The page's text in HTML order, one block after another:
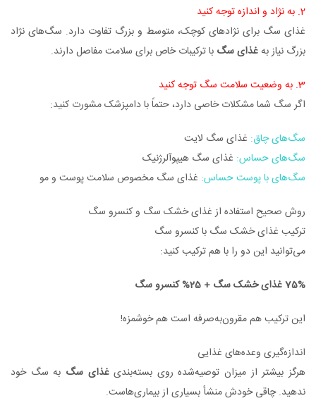
2. به نژاد و اندازه توجه کنید
غذای سگ برای نژادهای کوچک، متوسط و بزرگ تفاوت دارد. سگ‌های نژاد
بزرگ نیاز بهغذای سگ با ترکیبات خاص برای سلامت مفاصل دارند.
3. به وضعیت سلامت سگ توجه کنید
اگر سگ شما مشکلات خاصی دارد، حتماً با دامپزشک مشورت کنید:
سگ‌های چاق: غذای سگ لایت
سگ‌های حساس: غذای سگ هیپوآلرژنیک
سگ‌های با پوست حساس: غذای سگ مخصوص سلامت پوست و مو
روش صحیح استفاده از غذای خشک سگ و کنسرو سگ
ترکیب غذای خشک سگ با کنسرو سگ
می‌توانید این دو را با هم ترکیب کنید:
75% غذای خشک سگ + 25% کنسرو سگ
این ترکیب هم مقرون‌به‌صرفه است هم خوشمزه!
اندازه‌گیری وعده‌های غذایی
هرگز بیشتر از میزان توصیه‌شده روی بسته‌بندیغذای سگ به سگ خود
ندهید. چاقی خودش منشأ بسیاری از بیماری‌هاست.